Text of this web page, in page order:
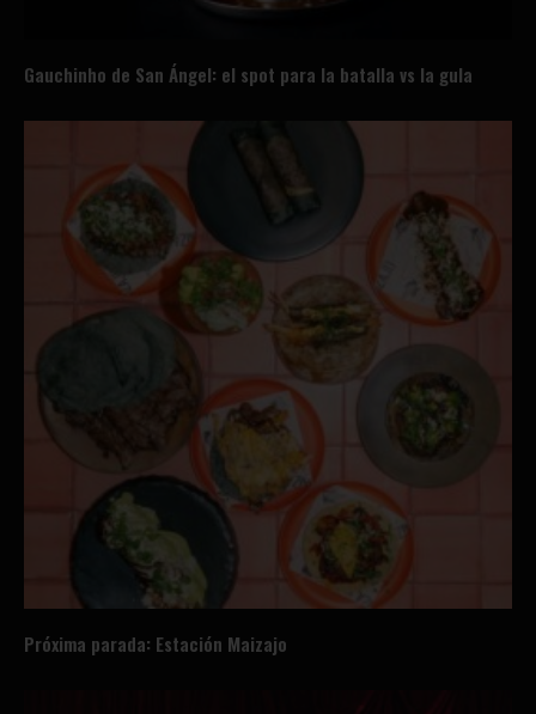
Gauchinho de San Ángel: el spot para la batalla vs la gula
Próxima parada: Estación Maizajo